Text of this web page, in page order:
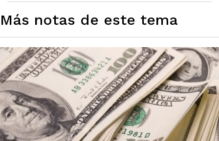
Más notas de este tema